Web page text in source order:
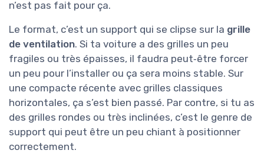
n’est pas fait pour ça.
Le format, c’est un support qui se clipse sur la grille
de ventilation. Si ta voiture a des grilles un peu
fragiles ou très épaisses, il faudra peut‑être forcer
un peu pour l’installer ou ça sera moins stable. Sur
une compacte récente avec grilles classiques
horizontales, ça s’est bien passé. Par contre, si tu as
des grilles rondes ou très inclinées, c’est le genre de
support qui peut être un peu chiant à positionner
correctement.